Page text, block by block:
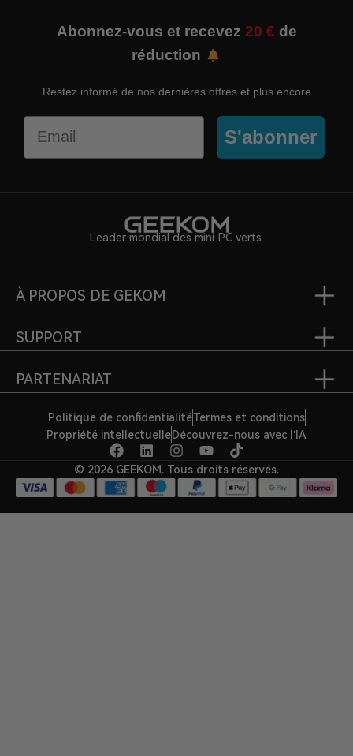
Abonnez-vous et recevez 20 € de
réduction
Restez informé de nos dernières offres et plus encore
S'abonner
Leader mondial des mini PC verts.
À PROPOS DE GEKOM
SUPPORT
PARTENARIAT
Politique de confidentialitéTermes et conditions
Propriété intellectuelleDécouvrez-nous avec l’IA
© 2026 GEEKOM. Tous droits réservés.